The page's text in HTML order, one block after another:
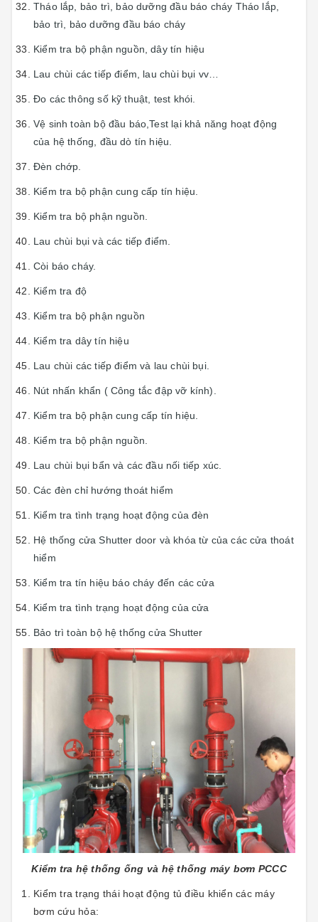
Tháo lắp, bảo trì, bảo dưỡng đầu báo cháy Tháo lắp,
bảo trì, bảo dưỡng đầu báo cháy
Kiểm tra bộ phận nguồn, dây tín hiệu
Lau chùi các tiếp điểm, lau chùi bụi vv…
Đo các thông số kỹ thuật, test khói.
Vệ sinh toàn bộ đầu báo,Test lại khả năng hoạt động
của hệ thống, đầu dò tín hiệu.
Đèn chớp.
Kiểm tra bộ phận cung cấp tín hiệu.
Kiểm tra bộ phận nguồn.
Lau chùi bụi và các tiếp điểm.
Còi báo cháy.
Kiểm tra độ
Kiểm tra bộ phận nguồn
Kiểm tra dây tín hiệu
Lau chùi các tiếp điểm và lau chùi bụi.
Nút nhấn khẩn ( Công tắc đập vỡ kính).
Kiểm tra bộ phận cung cấp tín hiệu.
Kiểm tra bộ phận nguồn.
Lau chùi bụi bẩn và các đầu nối tiếp xúc.
Các đèn chỉ hướng thoát hiểm
Kiểm tra tình trạng hoạt động của đèn
Hệ thống cửa Shutter door và khóa từ của các cửa thoát
hiểm
Kiểm tra tín hiệu báo cháy đến các cửa
Kiểm tra tình trạng hoạt động của cửa
Bảo trì toàn bộ hệ thống cửa Shutter
Kiểm tra hệ thống ống và hệ thống máy bơm PCCC
Kiểm tra trạng thái hoạt động tủ điều khiển các máy
bơm cứu hỏa: